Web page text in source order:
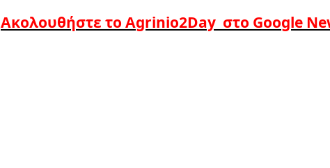
Ακολουθήστε το Agrinio2Day στο Google